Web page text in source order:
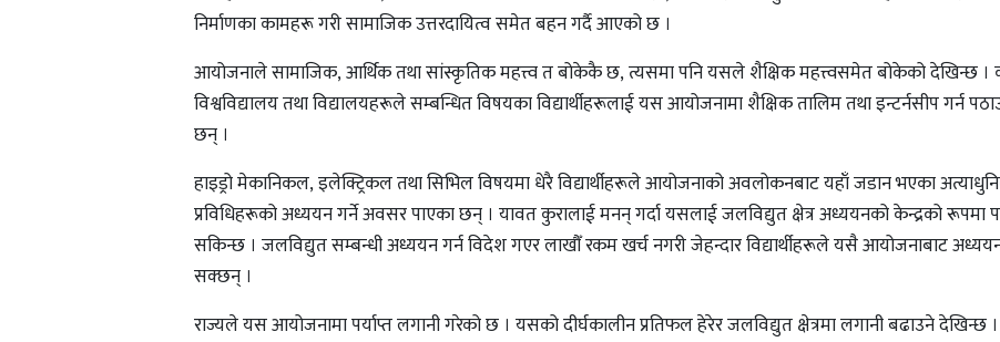
निर्माणका कामहरू गरी सामाजिक उत्तरदायित्व समेत बहन गर्दै आएको छ ।
आयोजनाले सामाजिक, आर्थिक तथा सांस्कृतिक महत्त्व त बोकेकै छ, त्यसमा पनि यसले शैक्षिक महत्त्वसमेत बोकेको देखिन्छ ।
विश्वविद्यालय तथा विद्यालयहरूले सम्बन्धित विषयका विद्यार्थीहरूलाई यस आयोजनामा शैक्षिक तालिम तथा इन्टर्नसीप गर्न
छन् ।
हाइड्रो मेकानिकल, इलेक्ट्रिकल तथा सिभिल विषयमा धेरै विद्यार्थीहरूले आयोजनाको अवलोकनबाट यहाँ जडान भएका
प्रविधिहरूको अध्ययन गर्ने अवसर पाएका छन् । यावत कुरालाई मनन् गर्दा यसलाई जलविद्युत क्षेत्र अध्ययनको केन्द्रको रूपमा
सकिन्छ । जलविद्युत सम्बन्धी अध्ययन गर्न विदेश गएर लाखौँ रकम खर्च नगरी जेहन्दार विद्यार्थीहरूले यसै आयोजनाबाट
सक्छन् ।
राज्यले यस आयोजनामा पर्याप्त लगानी गरेको छ । यसको दीर्घकालीन प्रतिफल हेरेर जलविद्युत क्षेत्रमा लगानी बढाउने देखिन्छ